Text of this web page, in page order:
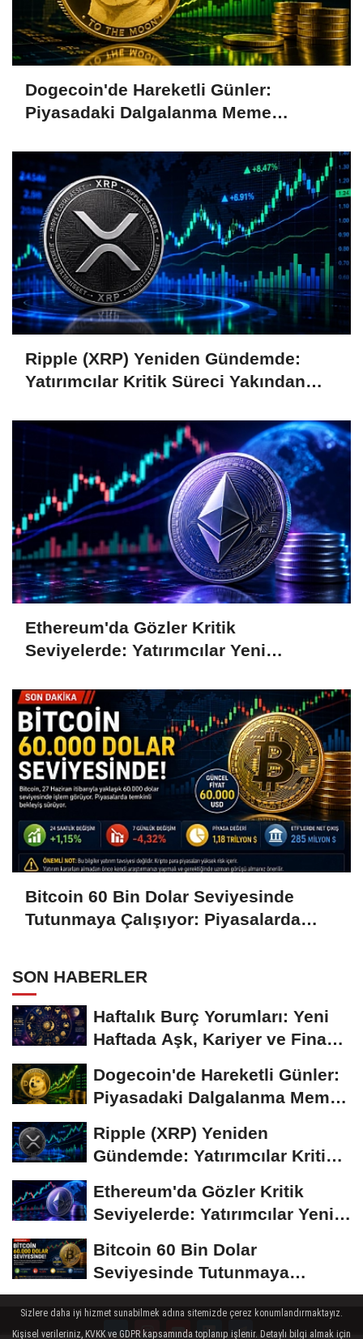
Dogecoin'de Hareketli Günler:
Piyasadaki Dalgalanma Meme
Ripple (XRP) Yeniden Gündemde:
Yatırımcılar Kritik Süreci Yakından
Ethereum'da Gözler Kritik
Seviyelerde: Yatırımcılar Yeni
Bitcoin 60 Bin Dolar Seviyesinde
Tutunmaya Çalışıyor: Piyasalarda
SON HABERLER
Haftalık Burç Yorumları: Yeni
Haftada Aşk, Kariyer ve Finans
Dogecoin'de Hareketli Günler:
Piyasadaki Dalgalanma Meme
Ripple (XRP) Yeniden
Gündemde: Yatırımcılar Kritik
Ethereum'da Gözler Kritik
Seviyelerde: Yatırımcılar Yeni
Bitcoin 60 Bin Dolar
Seviyesinde Tutunmaya
Çalışıyor: Piyasalarda...
Sizlere daha iyi hizmet sunabilmek adına sitemizde çerez konumlandırmaktayız.
Kişisel verileriniz, KVKK ve GDPR kapsamında toplanıp işlenir. Detaylı bilgi almak için